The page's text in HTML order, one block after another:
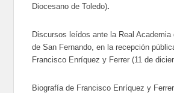
Diocesano de Toledo).
Discursos leídos ante la Real Academia
de San Fernando, en la recepción
Francisco Enríquez y Ferrer (11 de
Biografía de Francisco Enríquez y